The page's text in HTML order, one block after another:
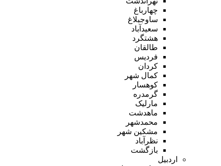
چهارباغ
ساوجبلاغ
سعیدآباد
هشتگرد
طالقان
فردیس
کردان
کمال شهر
کوهسار
گرمدره
مارلیک
ماهدشت
محمدشهر
مشکین شهر
نظرآباد
بازگشت
اردبیل